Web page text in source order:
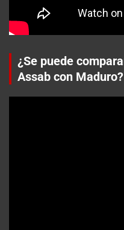
¿Se puede
Assab con Maduro?